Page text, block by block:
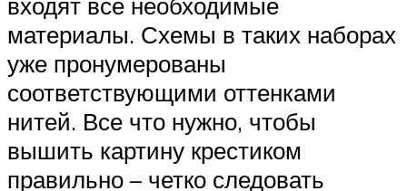
материалы. Схемы в таких наборах
уже пронумерованы
соответствующими оттенками
нитей. Все что нужно, чтобы
вышить картину крестиком
правильно – четко следовать